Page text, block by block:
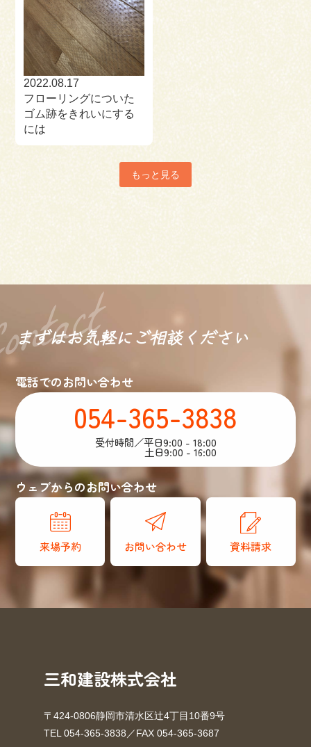
2022.08.17
フローリングについた
ゴム跡をきれいにする
には
もっと見る
まずはお気軽にご相談ください
電話でのお問い合わせ
054-365-3838
受付時間／平日9:00 - 18:00
土日9:00 - 16:00
ウェブからのお問い合わせ
来場予約 お問い合わせ 資料請求
三和建設株式会社
〒424-0806静岡市清水区辻4丁目10番9号
TEL 054-365-3838／FAX 054-365-3687